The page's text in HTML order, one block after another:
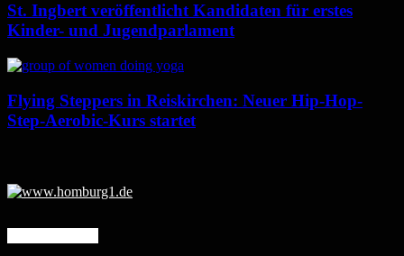
St. Ingbert veröffentlicht Kandidaten für erstes
Kinder- und Jugendparlament
Flying Steppers in Reiskirchen: Neuer Hip-Hop-
Step-Aerobic-Kurs startet